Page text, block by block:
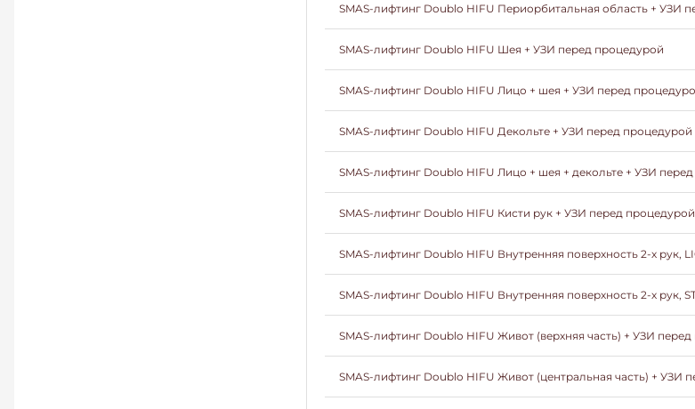
SMAS-лифтинг Doublo HIFU Периорбитальная область + УЗИ
SMAS-лифтинг Doublo HIFU Шея + УЗИ перед процедурой
SMAS-лифтинг Doublo HIFU Лицо + шея + УЗИ перед
SMAS-лифтинг Doublo HIFU Декольте + УЗИ перед процедурой
SMAS-лифтинг Doublo HIFU Лицо + шея + декольте + УЗИ
SMAS-лифтинг Doublo HIFU Кисти рук + УЗИ перед процедурой
SMAS-лифтинг Doublo HIFU Внутренняя поверхность 2-х рук,
SMAS-лифтинг Doublo HIFU Внутренняя поверхность 2-х рук,
SMAS-лифтинг Doublo HIFU Живот (верхняя часть) + УЗИ
SMAS-лифтинг Doublo HIFU Живот (центральная часть) + УЗИ